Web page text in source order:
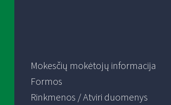
Mokesčių mokėtojų informacija
Formos
Rinkmenos / Atviri duomenys